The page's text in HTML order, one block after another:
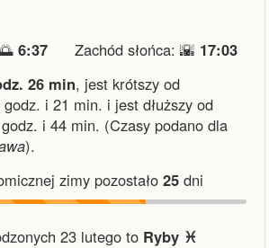
6:37 Zachód słońca: 🌇 17:03
26 min, jest krótszy od
godz. i 21 min. i jest dłuższy od
i 44 min. (Czasy podano dla
).
zimy pozostało 25 dni
23 lutego to Ryby ♓︎